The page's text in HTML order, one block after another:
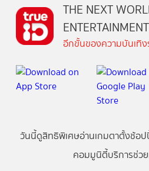
THE NEXT
ENTERTAINMENT
อีกขั้นของความบันเทิ
วันนี้ดูสิทธิพิเศษอ่านเกมตาตั้งช้อ
คอมมูนิตี้บริการช่ว